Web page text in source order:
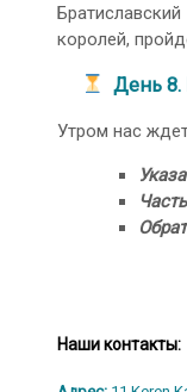
королей,
День 8.
Утром нас
Наши контакты: